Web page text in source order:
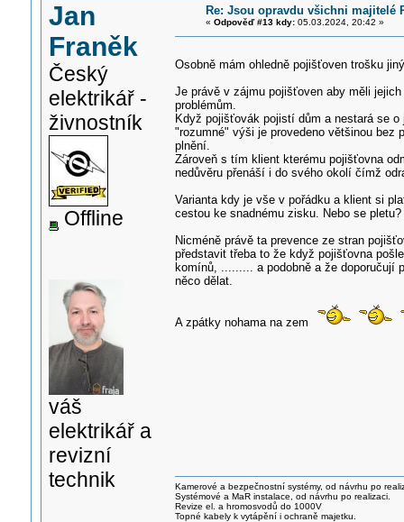
Jan
Franěk
Český
elektrikář -
živnostník
Offline
váš
elektrikář a
revizní
technik
Re: Jsou opravdu všichni majitelé
« Odpověď #13 kdy:05.03.2024, 20:42 »
Osobně mám ohledně pojišťoven trošku
Je právě v zájmu pojišťoven aby měli
problémům.
Když pojišťovák pojistí dům a nestará se
"rozumné" výši je provedeno většinou bez
plnění.
Zároveň s tím klient kterému pojišťovna
nedůvěru přenáší i do svého okolí čímž
Varianta kdy je vše v pořádku a klient si
cestou ke snadnému zisku. Nebo se pletu?
Nicméně právě ta prevence ze stran
představit třeba to že když pojišťovna
komínů, ......... a podobně a že doporučují
něco dělat.
A zpátky nohama na zem
Kamerové a bezpečnostní systémy, od návrhu po
Systémové a MaR instalace, od návrhu po realizaci.
Revize el. a hromosvodů do 1000V
Topné kabely k vytápění i ochraně majetku.